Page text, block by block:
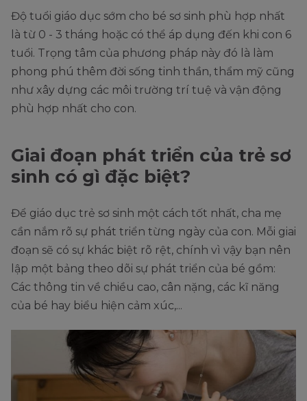
Độ tuổi giáo dục sớm cho bé sơ sinh phù hợp nhất
là từ 0 - 3 tháng hoặc có thể áp dụng đến khi con 6
tuổi. Trọng tâm của phương pháp này đó là làm
phong phú thêm đời sống tinh thần, thẩm mỹ cũng
như xây dựng các môi trường trí tuệ và vận động
phù hợp nhất cho con.
Giai đoạn phát triển của trẻ sơ
sinh có gì đặc biệt?
Để giáo dục trẻ sơ sinh một cách tốt nhất, cha mẹ
cần nắm rõ sự phát triển từng ngày của con. Mỗi giai
đoạn sẽ có sự khác biệt rõ rệt, chính vì vậy bạn nên
lập một bảng theo dõi sự phát triển của bé gồm:
Các thông tin về chiều cao, cân nặng, các kĩ năng
của bé hay biểu hiện cảm xúc,...